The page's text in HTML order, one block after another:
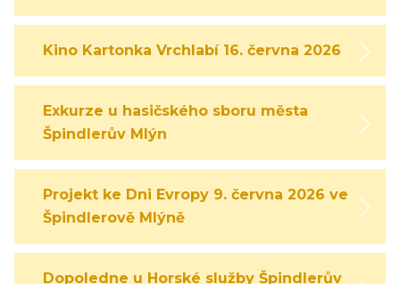
Kino Kartonka Vrchlabí 16. června 2026
Exkurze u hasičského sboru města
Špindlerův Mlýn
Projekt ke Dni Evropy 9. června 2026 ve
Špindlerově Mlýně
Dopoledne u Horské služby Špindlerův